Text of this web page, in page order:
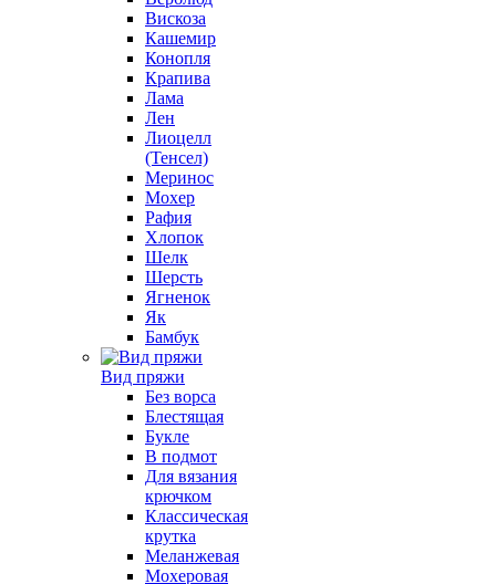
Вискоза
Кашемир
Конопля
Крапива
Лама
Лен
Лиоцелл
(Тенсел)
Меринос
Мохер
Рафия
Хлопок
Шелк
Шерсть
Ягненок
Як
Бамбук
Вид пряжи
Без ворса
Блестящая
Букле
В подмот
Для вязания
крючком
Классическая
крутка
Меланжевая
Мохеровая